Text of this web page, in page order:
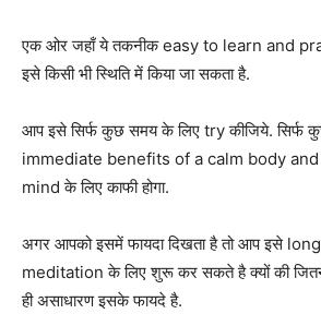
एक ओर जहाँ ये तकनीक easy to learn and
इसे किसी भी स्थिति में किया जा सकता है.
आप इसे सिर्फ कुछ समय के लिए try कीजिये. सिर्फ
immediate benefits of a calm body
mind के लिए काफी होगा.
अगर आपको इसमें फायदा दिखता है तो आप इसे
meditation के लिए शुरू कर सकते है क्यों की
ही असाधारण इसके फायदे है.